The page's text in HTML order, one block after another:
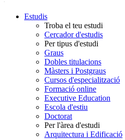
Estudis
Troba el teu estudi
Cercador d'estudis
Per tipus d'estudi
Graus
Dobles titulacions
Màsters i Postgraus
Cursos d'especialització
Formació online
Executive Education
Escola d'estiu
Doctorat
Per l'àrea d'estudi
Arquitectura i Edificació